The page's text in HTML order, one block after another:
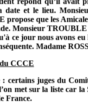
date et le lieu.
que les
Monsieur
ce jour nous avons
Madame
CCCE
certains juges du
met sur la liste car
France.